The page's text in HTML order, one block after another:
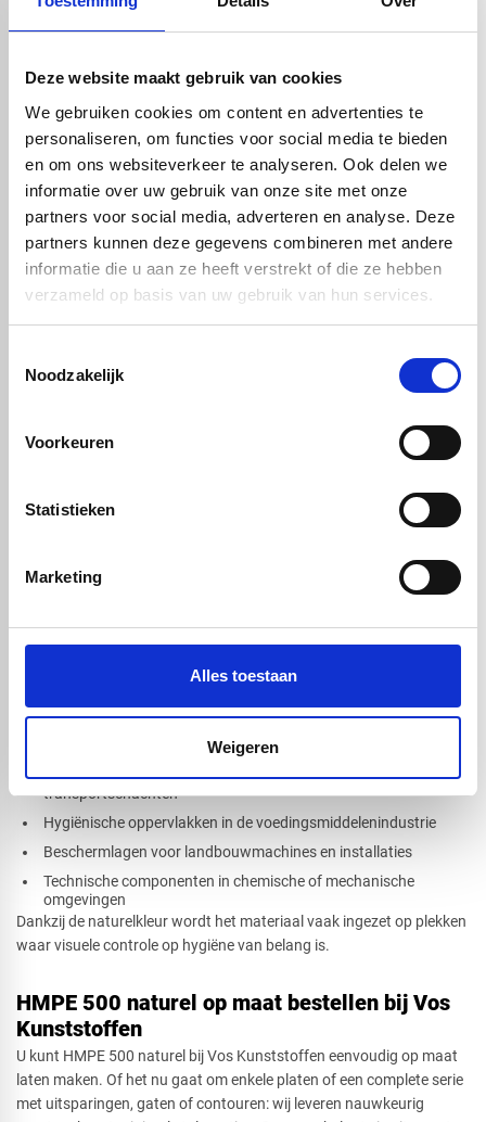
Deze website maakt gebruik van cookies
We gebruiken cookies om content en advertenties te
personaliseren, om functies voor social media te bieden
en om ons websiteverkeer te analyseren. Ook delen we
informatie over uw gebruik van onze site met onze
partners voor social media, adverteren en analyse. Deze
partners kunnen deze gegevens combineren met andere
informatie die u aan ze heeft verstrekt of die ze hebben
verzameld op basis van uw gebruik van hun services.
Noodzakelijk
Voorkeuren
Statistieken
Marketing
Alles toestaan
Weigeren
Wij leveren HMPE 500 naturel onder andere in de volgende
afsnede.
Al deze vormen worden door ons volledig op maat gemaakt, met
hoge precisie en minimale toleranties. Twijfelt u over de juiste vorm
of dikte voor uw toepassing? Neem dan contact
met ons op voor
advies op maat.
Bewerking van HMPE 500 naturel
HMPE 500 naturel is eenvoudig te bewerken met standaard
kunststofbewerkingsgereedschap. Dankzij de thermoplastische
Geschikte bewerkingsmethoden:
samenstellingen
Wilt u het bewerken liever uitbesteden? Onze specialisten verzorgen
datasheet HMPE500 naturel.pdf
Toepassingen van HMPE 500 naturel
Door de unieke combinatie van materiaaleigenschappen is HMPE
500 naturel een betrouwbare keuze voor uiteenlopende sectoren.
Denk hierbij aan:
Glijstrips en geleideprofielen in transportsystemen
Slijtvaste bekledingen in opslagsystemen, trechters of
transportschachten
Hygiënische oppervlakken in de voedingsmiddelenindustrie
Beschermlagen voor landbouwmachines en installaties
Technische componenten in chemische of mechanische
omgevingen
Dankzij de naturelkleur wordt het materiaal vaak ingezet op plekken
waar visuele controle op hygiëne van belang is.
HMPE 500 naturel op maat bestellen bij Vos
Kunststoffen
U kunt HMPE 500 naturel bij Vos Kunststoffen eenvoudig op maat
laten maken. Of het nu gaat om enkele platen of een complete serie
met uitsparingen, gaten of contouren: wij leveren nauwkeurig